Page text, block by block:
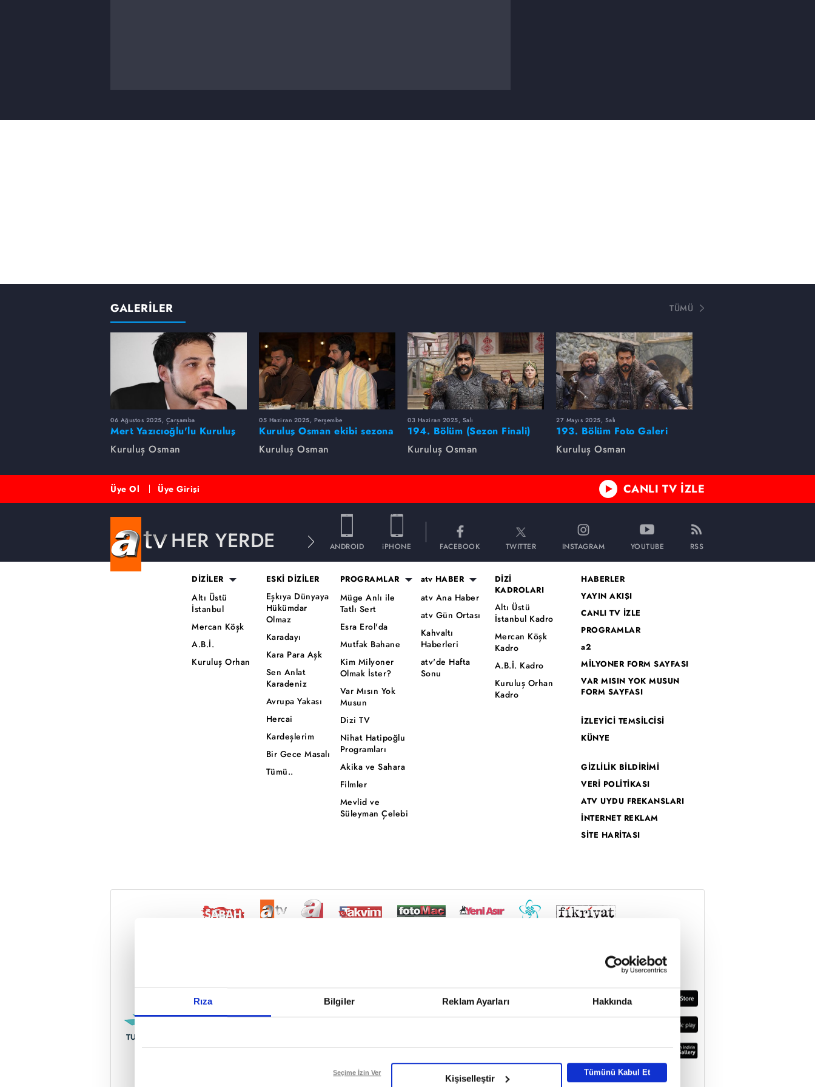
Rıza Bilgiler Reklam Ayarları Hakkında
Reddet
Seçime İzin Ver
Kişiselleştir
Tümünü Kabul Et
GALERİLER TÜMÜ
06 Ağustos 2025, Çarşamba
Mert Yazıcıoğlu'lu Kuruluş
dizisinin oyuncu kadrosunda
kimler var?
Kuruluş Osman
05 Haziran 2025, Perşembe
Kuruluş Osman ekibi sezona
birlikte veda etti
Kuruluş Osman
03 Haziran 2025, Salı
194. Bölüm (Sezon Finali)
Foto Galeri
Kuruluş Osman
27 Mayıs 2025, Salı
193. Bölüm Foto Galeri
Kuruluş Osman
Üye Ol Üye Girişi CANLI TV İZLE
HER YERDE ANDROID iPHONE FACEBOOK TWITTER INSTAGRAM YOUTUBE RSS
DİZİLER
Altı Üstü
İstanbul
Mercan Köşk
A.B.İ.
Kuruluş Orhan
ESKİ DİZİLER
Eşkıya Dünyaya
Hükümdar
Olmaz
Karadayı
Kara Para Aşk
Sen Anlat
Karadeniz
Avrupa Yakası
Hercai
Kardeşlerim
Bir Gece Masalı
Tümü..
PROGRAMLAR
Müge Anlı ile
Tatlı Sert
Esra Erol'da
Mutfak Bahane
Kim Milyoner
Olmak İster?
Var Mısın Yok
Musun
Dizi TV
Nihat Hatipoğlu
Programları
Akika ve Sahara
Filmler
Mevlid ve
Süleyman Çelebi
atv HABER
atv Ana Haber
atv Gün Ortası
Kahvaltı
Haberleri
atv'de Hafta
Sonu
DİZİ
KADROLARI
Altı Üstü
İstanbul Kadro
Mercan Köşk
Kadro
A.B.İ. Kadro
Kuruluş Orhan
Kadro
HABERLER
YAYIN AKIŞI
CANLI TV İZLE
PROGRAMLAR
a2
MİLYONER FORM SAYFASI
VAR MISIN YOK MUSUN
FORM SAYFASI
İZLEYİCİ TEMSİLCİSİ
KÜNYE
GİZLİLİK BİLDİRİMİ
VERİ POLİTİKASI
ATV UYDU FREKANSLARI
İNTERNET REKLAM
SİTE HARİTASI